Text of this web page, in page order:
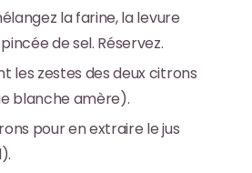
la farine, la levure
de sel. Réservez.
les zestes des deux citrons
blanche amère).
pour en extraire le jus